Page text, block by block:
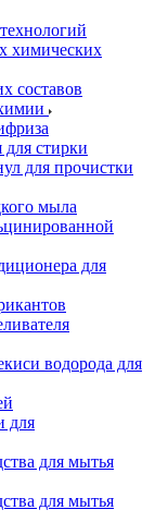
химических
составов
для стирки
для прочистки
мыла
для
водорода для
для
для мытья
для мытья